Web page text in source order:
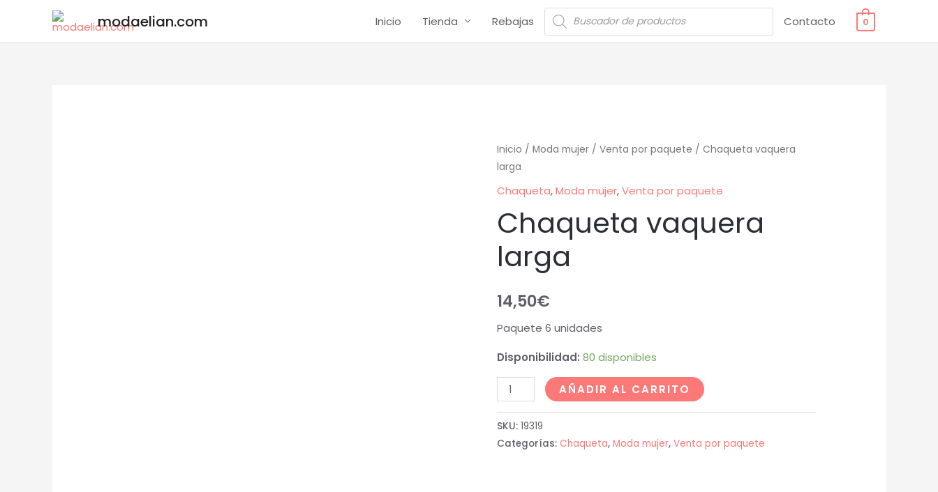
modaelian.com Inicio Tienda Rebajas Contacto 0
Inicio / Moda mujer/ Venta por paquete / Chaqueta vaquera
larga
Chaqueta,Moda mujer,Venta por paquete
Chaqueta vaquera
larga
14,50€
Paquete 6 unidades
Disponibilidad: 80 disponibles
AÑADIR AL CARRITO
SKU: 19319
Categorías: Chaqueta, Moda mujer, Venta por paquete